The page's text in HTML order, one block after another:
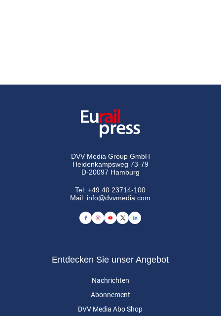
DVV Media Group GmbH
Heidenkampsweg 73-79
D-20097 Hamburg
Tel:+49 40 23714-100
Mail: info@dvvmedia.com
Entdecken Sie unser Angebot
Nachrichten
Abonnement
DVV Media Abo Shop